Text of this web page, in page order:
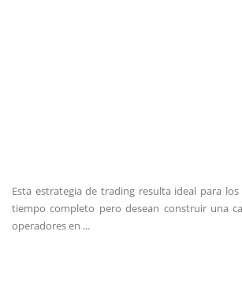
Esta estrategia de trading resulta ideal para
tiempo completo pero desean construir una
operadores en ...